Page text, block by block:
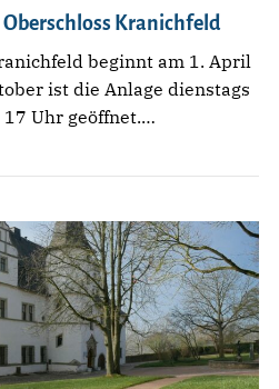
Kranichfeld
beginnt am 1. April
ist die Anlage dienstags
Uhr geöffnet.…